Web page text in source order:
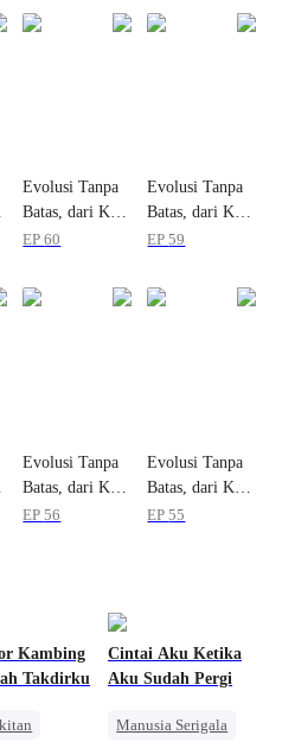
Evolusi Tanpa
Batas, dari Kutu
Menjadi Dewa
EP60
Evolusi Tanpa
Batas, dari Kutu
Menjadi Dewa
EP59
Evolusi Tanpa
Batas, dari Kutu
Menjadi Dewa
EP56
Evolusi Tanpa
Batas, dari Kutu
Menjadi Dewa
EP55
Kambing
Takdirku
Cintai Aku Ketika
Aku Sudah Pergi
Manusia Serigala